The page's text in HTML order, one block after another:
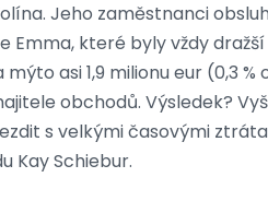
Jeho zaměstnanci
Emma, které byly vždy dražší
asi 1,9 milionu eur (0,3
obchodů. Výsledek?
s velkými časovými
Kay Schiebur.